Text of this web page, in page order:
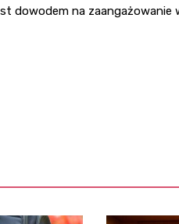
dowodem na zaangażowanie